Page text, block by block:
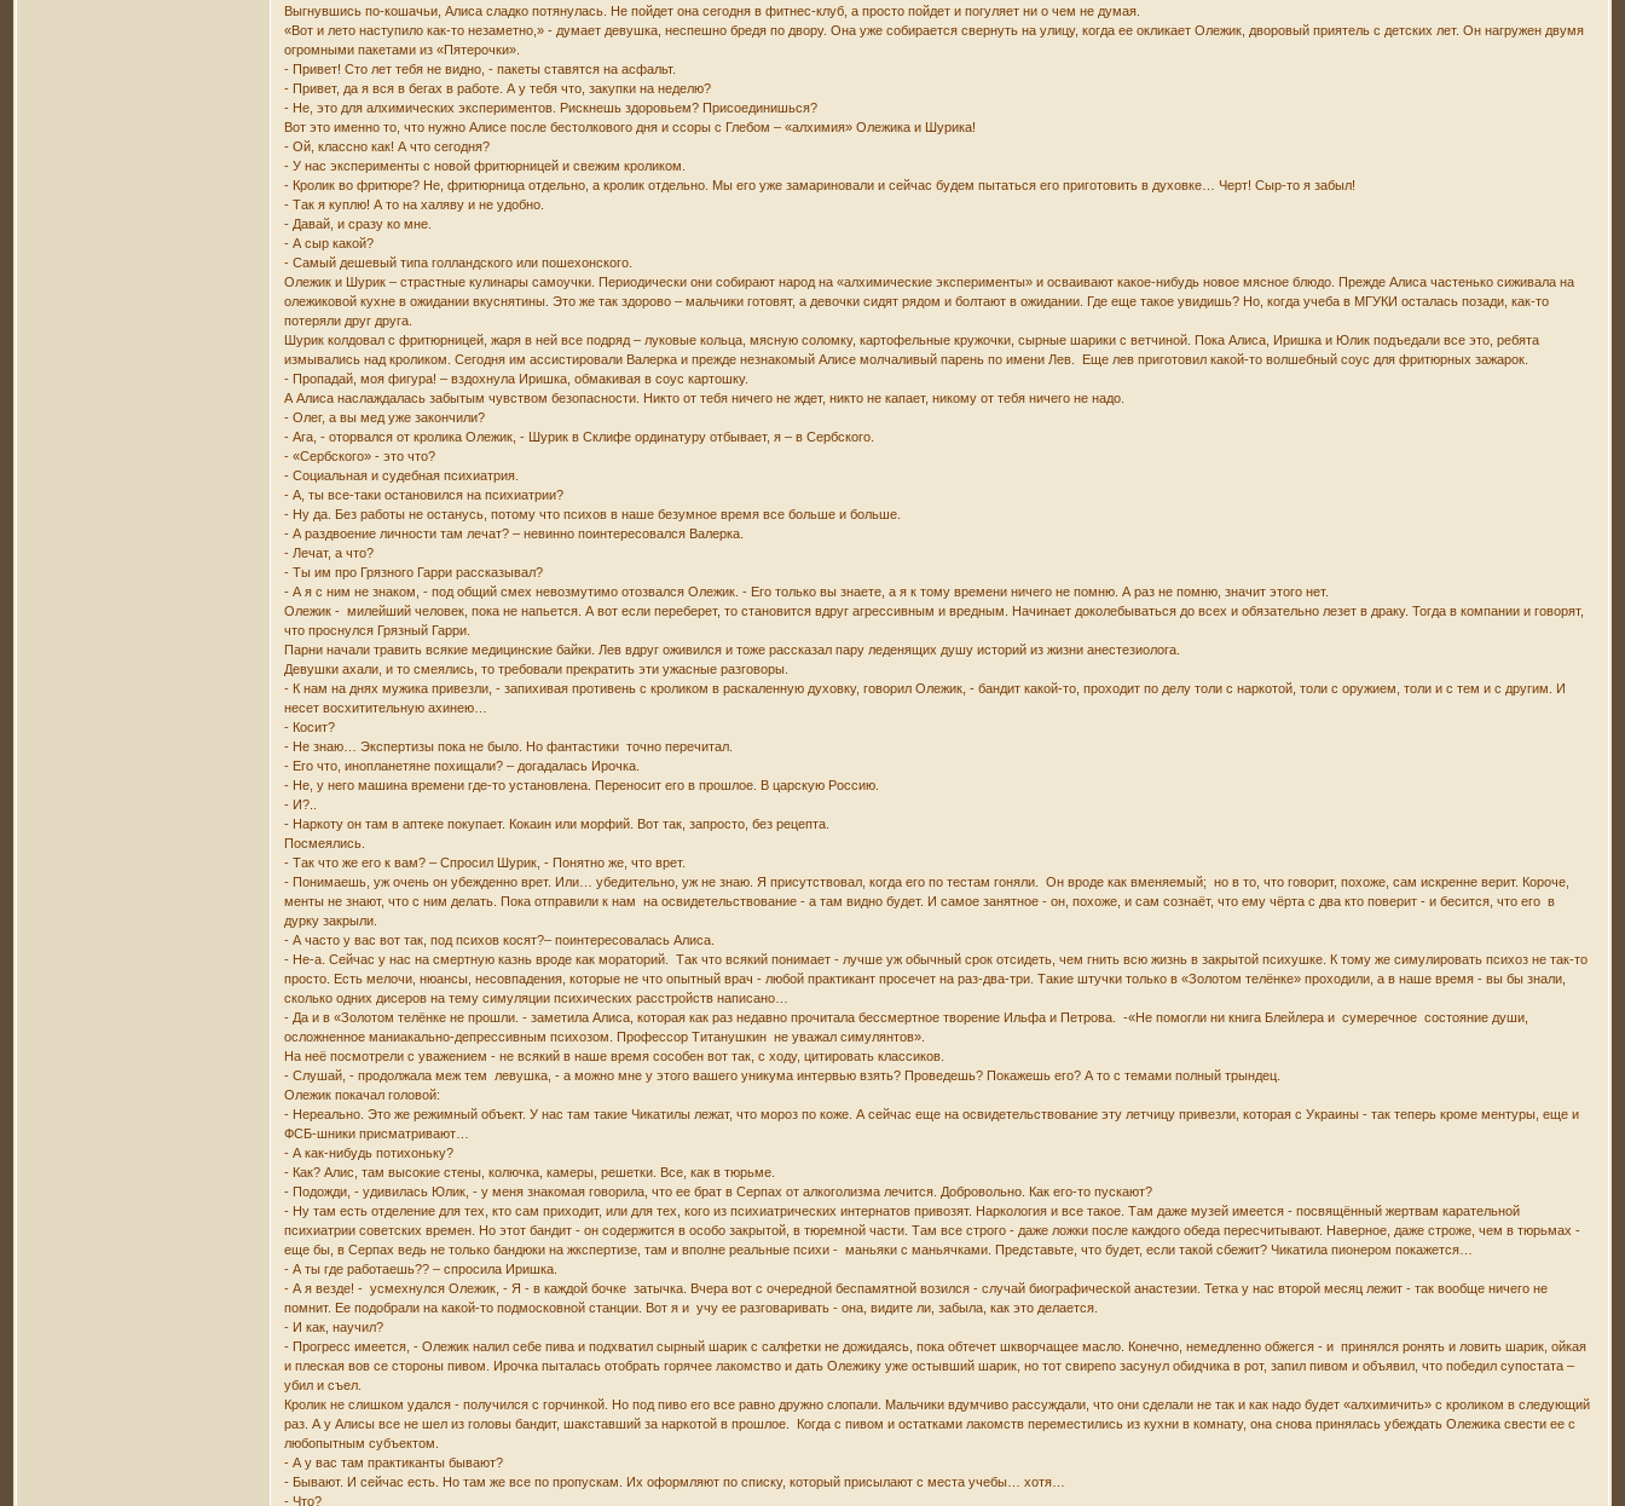
Выгнувшись по-кошачьи, Алиса сладко потянулась. Не пойдет она сегодня в фитнес-клуб, а просто пойдет и погуляет ни о чем не думая.
«Вот и лето наступило как-то незаметно,» - думает девушка, неспешно бредя по двору. Она уже собирается свернуть на улицу, когда ее окликает Олежик, дворовый приятель с детских лет. Он нагружен двумя
огромными пакетами из «Пятерочки».
- Привет! Сто лет тебя не видно, - пакеты ставятся на асфальт.
- Привет, да я вся в бегах в работе. А у тебя что, закупки на неделю?
- Не, это для алхимических экспериментов. Рискнешь здоровьем? Присоединишься?
Вот это именно то, что нужно Алисе после бестолкового дня и ссоры с Глебом – «алхимия» Олежика и Шурика!
- Ой, классно как! А что сегодня?
- У нас эксперименты с новой фритюрницей и свежим кроликом.
- Кролик во фритюре? Не, фритюрница отдельно, а кролик отдельно. Мы его уже замариновали и сейчас будем пытаться его приготовить в духовке… Черт! Сыр-то я забыл!
- Так я куплю! А то на халяву и не удобно.
- Давай, и сразу ко мне.
- А сыр какой?
- Самый дешевый типа голландского или пошехонского.
Олежик и Шурик – страстные кулинары самоучки. Периодически они собирают народ на «алхимические эксперименты» и осваивают какое-нибудь новое мясное блюдо. Прежде Алиса частенько сиживала на
олежиковой кухне в ожидании вкуснятины. Это же так здорово – мальчики готовят, а девочки сидят рядом и болтают в ожидании. Где еще такое увидишь? Но, когда учеба в МГУКИ осталась позади, как-то
потеряли друг друга.
Шурик колдовал с фритюрницей, жаря в ней все подряд – луковые кольца, мясную соломку, картофельные кружочки, сырные шарики с ветчиной. Пока Алиса, Иришка и Юлик подъедали все это, ребята
измывались над кроликом. Сегодня им ассистировали Валерка и прежде незнакомый Алисе молчаливый парень по имени Лев. Еще лев приготовил какой-то волшебный соус для фритюрных зажарок.
- Пропадай, моя фигура! – вздохнула Иришка, обмакивая в соус картошку.
А Алиса наслаждалась забытым чувством безопасности. Никто от тебя ничего не ждет, никто не капает, никому от тебя ничего не надо.
- Олег, а вы мед уже закончили?
- Ага, - оторвался от кролика Олежик, - Шурик в Склифе ординатуру отбывает, я – в Сербского.
- «Сербского» - это что?
- Социальная и судебная психиатрия.
- А, ты все-таки остановился на психиатрии?
- Ну да. Без работы не останусь, потому что психов в наше безумное время все больше и больше.
- А раздвоение личности там лечат? – невинно поинтересовался Валерка.
- Лечат, а что?
- Ты им про Грязного Гарри рассказывал?
- А я с ним не знаком, - под общий смех невозмутимо отозвался Олежик. - Его только вы знаете, а я к тому времени ничего не помню. А раз не помню, значит этого нет.
Олежик - милейший человек, пока не напьется. А вот если переберет, то становится вдруг агрессивным и вредным. Начинает доколебываться до всех и обязательно лезет в драку. Тогда в компании и говорят,
что проснулся Грязный Гарри.
Парни начали травить всякие медицинские байки. Лев вдруг оживился и тоже рассказал пару леденящих душу историй из жизни анестезиолога.
Девушки ахали, и то смеялись, то требовали прекратить эти ужасные разговоры.
- К нам на днях мужика привезли, - запихивая противень с кроликом в раскаленную духовку, говорил Олежик, - бандит какой-то, проходит по делу толи с наркотой, толи с оружием, толи и с тем и с другим. И
несет восхитительную ахинею…
- Косит?
- Не знаю… Экспертизы пока не было. Но фантастики точно перечитал.
- Его что, инопланетяне похищали? – догадалась Ирочка.
- Не, у него машина времени где-то установлена. Переносит его в прошлое. В царскую Россию.
- И?..
- Наркоту он там в аптеке покупает. Кокаин или морфий. Вот так, запросто, без рецепта.
Посмеялись.
- Так что же его к вам? – Спросил Шурик, - Понятно же, что врет.
- Понимаешь, уж очень он убежденно врет. Или… убедительно, уж не знаю. Я присутствовал, когда его по тестам гоняли. Он вроде как вменяемый; но в то, что говорит, похоже, сам искренне верит. Короче,
менты не знают, что с ним делать. Пока отправили к нам на освидетельствование - а там видно будет. И самое занятное - он, похоже, и сам сознаёт, что ему чёрта с два кто поверит - и бесится, что его в
дурку закрыли.
- А часто у вас вот так, под психов косят?– поинтересовалась Алиса.
- Не-а. Сейчас у нас на смертную казнь вроде как мораторий. Так что всякий понимает - лучше уж обычный срок отсидеть, чем гнить всю жизнь в закрытой психушке. К тому же симулировать психоз не так-то
просто. Есть мелочи, нюансы, несовпадения, которые не что опытный врач - любой практикант просечет на раз-два-три. Такие штучки только в «Золотом телёнке» проходили, а в наше время - вы бы знали,
сколько одних дисеров на тему симуляции психических расстройств написано…
- Да и в «Золотом телёнке не прошли. - заметила Алиса, которая как раз недавно прочитала бессмертное творение Ильфа и Петрова. -«Не помогли ни книга Блейлера и сумеречное состояние души,
осложненное маниакально-депрессивным психозом. Профессор Титанушкин не уважал симулянтов».
На неё посмотрели с уважением - не всякий в наше время сособен вот так, с ходу, цитировать классиков.
- Слушай, - продолжала меж тем левушка, - а можно мне у этого вашего уникума интервью взять? Проведешь? Покажешь его? А то с темами полный трындец.
Олежик покачал головой:
- Нереально. Это же режимный объект. У нас там такие Чикатилы лежат, что мороз по коже. А сейчас еще на освидетельствование эту летчицу привезли, которая с Украины - так теперь кроме ментуры, еще и
ФСБ-шники присматривают…
- А как-нибудь потихоньку?
- Как? Алис, там высокие стены, колючка, камеры, решетки. Все, как в тюрьме.
- Подожди, - удивилась Юлик, - у меня знакомая говорила, что ее брат в Серпах от алкоголизма лечится. Добровольно. Как его-то пускают?
- Ну там есть отделение для тех, кто сам приходит, или для тех, кого из психиатрических интернатов привозят. Наркология и все такое. Там даже музей имеется - посвящённый жертвам карательной
психиатрии советских времен. Но этот бандит - он содержится в особо закрытой, в тюремной части. Там все строго - даже ложки после каждого обеда пересчитывают. Наверное, даже строже, чем в тюрьмах -
еще бы, в Серпах ведь не только бандюки на жкспертизе, там и вполне реальные психи - маньяки с маньячками. Представьте, что будет, если такой сбежит? Чикатила пионером покажется…
- А ты где работаешь?? – спросила Иришка.
- А я везде! - усмехнулся Олежик, - Я - в каждой бочке затычка. Вчера вот с очередной беспамятной возился - случай биографической анастезии. Тетка у нас второй месяц лежит - так вообще ничего не
помнит. Ее подобрали на какой-то подмосковной станции. Вот я и учу ее разговаривать - она, видите ли, забыла, как это делается.
- И как, научил?
- Прогресс имеется, - Олежик налил себе пива и подхватил сырный шарик с салфетки не дожидаясь, пока обтечет шкворчащее масло. Конечно, немедленно обжегся - и принялся ронять и ловить шарик, ойкая
и плеская вов се стороны пивом. Ирочка пыталась отобрать горячее лакомство и дать Олежику уже остывший шарик, но тот свирепо засунул обидчика в рот, запил пивом и объявил, что победил супостата –
убил и съел.
Кролик не слишком удался - получился с горчинкой. Но под пиво его все равно дружно слопали. Мальчики вдумчиво рассуждали, что они сделали не так и как надо будет «алхимичить» с кроликом в следующий
раз. А у Алисы все не шел из головы бандит, шакставший за наркотой в прошлое. Когда с пивом и остатками лакомств переместились из кухни в комнату, она снова принялась убеждать Олежика свести ее с
любопытным субъектом.
- А у вас там практиканты бывают?
- Бывают. И сейчас есть. Но там же все по пропускам. Их оформляют по списку, который присылают с места учебы… хотя…
- Что?